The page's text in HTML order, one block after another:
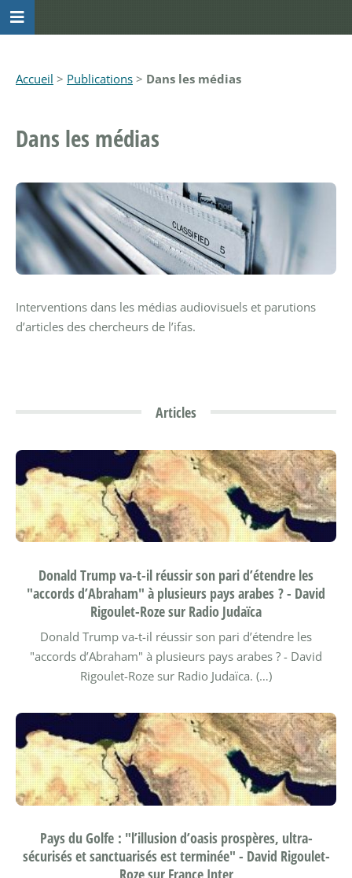
Accueil > Publications > Dans les médias
Dans les médias
Interventions dans les médias audiovisuels et parutions
d’articles des chercheurs de l’ifas.
Articles
Donald Trump va-t-il réussir son pari d’étendre les
"accords d’Abraham" à plusieurs pays arabes ? - David
Rigoulet-Roze sur Radio Judaïca
Donald Trump va-t-il réussir son pari d’étendre les
"accords d’Abraham" à plusieurs pays arabes ? - David
Rigoulet-Roze sur Radio Judaïca. (…)
Pays du Golfe : "l’illusion d’oasis prospères, ultra-
sécurisés et sanctuarisés est terminée" - David Rigoulet-
Roze sur France Inter